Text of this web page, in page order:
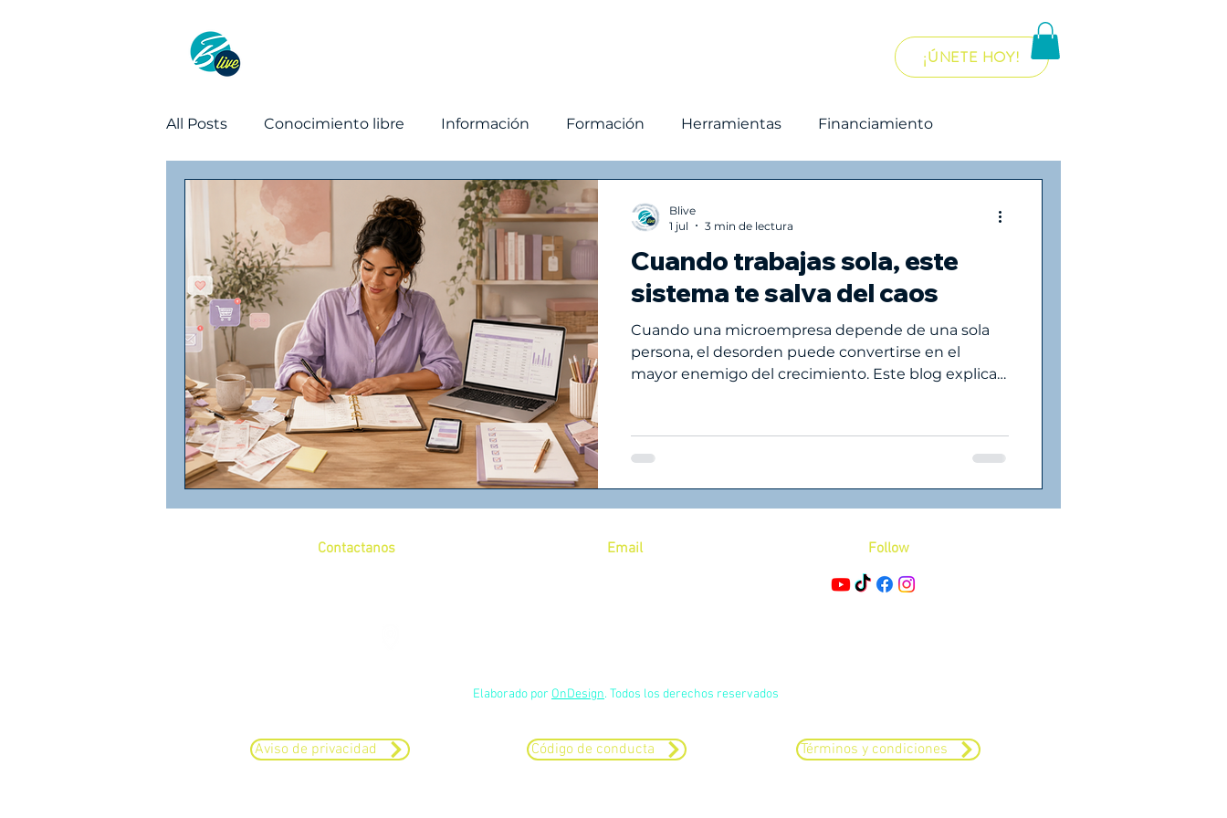
¡ÚNETE HOY!
All Posts Conocimiento libre Información Formación Herramientas Financiamiento
Organización y gestión Organización
Productividad Organización de negocio Seguimiento Gestión de clientes
Cuando trabajas sola, este
sistema te salva del caos
Cuando una microempresa depende de una sola
persona, el desorden puede convertirse en el
mayor enemigo del crecimiento. Este blog explica
herramientas accesibles y rutinas claras, sin
necesidad de tener un equipo.
Blive
1 jul
3 min de lectura
Contactanos Email Follow
Elaborado por OnDesign. Todos los derechos reservados
Aviso de privacidad Código de conducta Términos y condiciones